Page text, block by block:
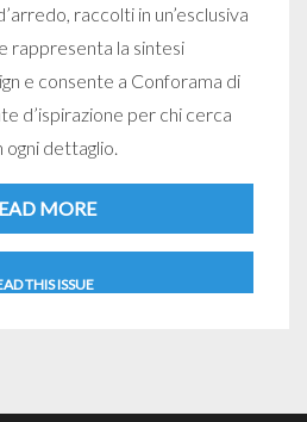
raccolti in un’esclusiva
rappresenta la sintesi
e consente a Conforama di
d’ispirazione per chi cerca
ogni dettaglio.
MORE
THIS ISSUE